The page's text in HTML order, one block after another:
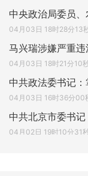
中央政治局委员
04月03日 18时28分13
马兴瑞涉嫌严重
04月03日 18时21分10
中共政法委书记
04月03日 16时36分00
中共北京市委书
04月02日 19时10分31